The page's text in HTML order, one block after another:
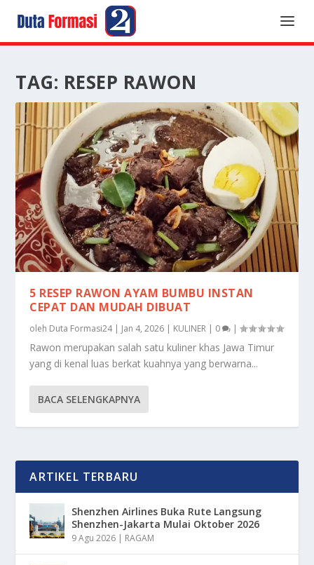
TAG: RESEP RAWON
5 RESEP RAWON AYAM BUMBU INSTAN
CEPAT DAN MUDAH DIBUAT
oleh Duta Formasi24| Jan 4, 2026 | KULINER | 0 |
Rawon merupakan salah satu kuliner khas Jawa Timur
yang di kenal luas berkat kuahnya yang berwarna...
BACA SELENGKAPNYA
ARTIKEL TERBARU
Shenzhen Airlines Buka Rute Langsung
Shenzhen-Jakarta Mulai Oktober 2026
9 Agu 2026 | RAGAM